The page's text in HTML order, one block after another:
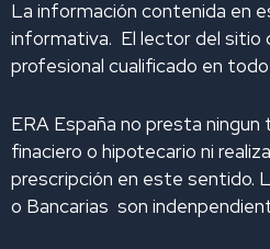
n k a
m
La información contenida en
informativa. El lector del sitio
profesional cualificado en
ERA España no presta
finaciero o hipotecario ni
prescripción en este sentido.
o Bancarias son